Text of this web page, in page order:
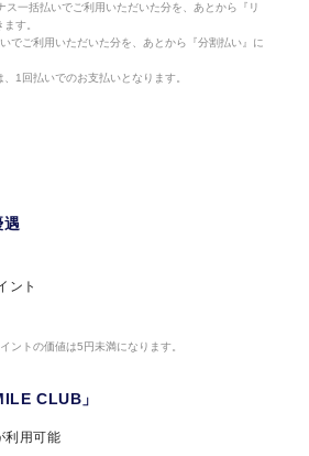
ス一括払いでご利用いただいた分を、あとから『リ
す。
でご利用いただいた分を、あとから『分割払い』に
1回払いでのお支払いとなります。
遇
ント
ントの価値は5円未満になります。
CLUB」
利用可能